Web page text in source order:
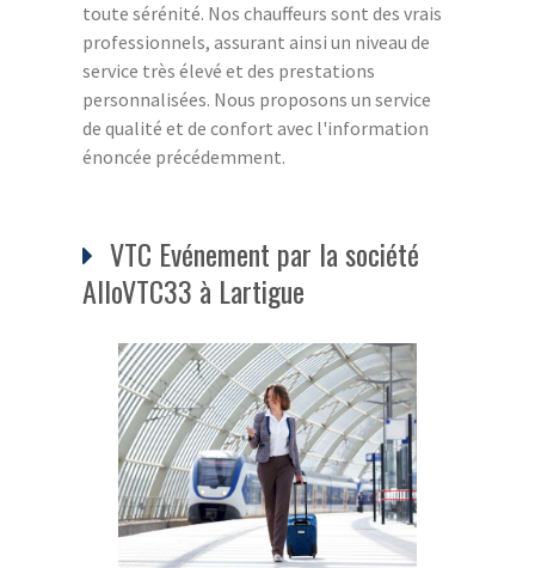
toute sérénité. Nos chauffeurs sont des vrais
professionnels, assurant ainsi un niveau de
service très élevé et des prestations
personnalisées. Nous proposons un service
de qualité et de confort avec l'information
énoncée précédemment.
VTC Evénement par la société
AlloVTC33 à Lartigue